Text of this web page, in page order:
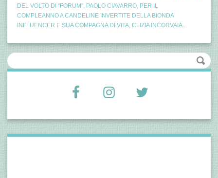
DEL VOLTO DI “FORUM”, PAOLO CIAVARRO, PER IL
COMPLEANNO A CANDELINE INVERTITE DELLA BIONDA
INFLUENCER E SUA COMPAGNA DI VITA, CLIZIA INCORVAIA..